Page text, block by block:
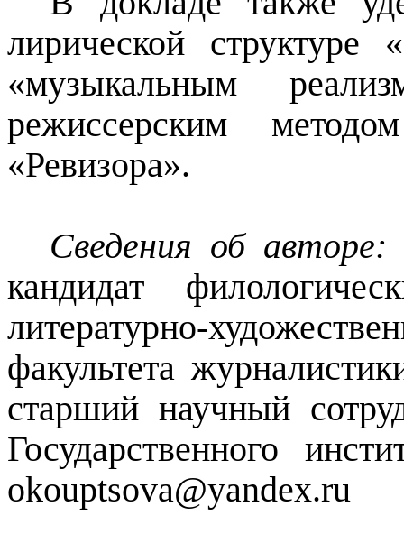
лирической
«музыкальным
режиссерским
«Ревизора».
Сведения об авторе:
кандидат
литературно-
факультета
старший научный
Государственного
okouptsova@yandex.ru